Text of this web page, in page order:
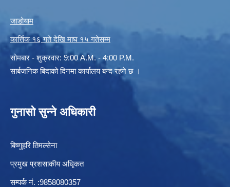
जाडोयाम
कार्त्तिक १६ गते देखि माघ १५ गतेसम्म
सोमबार - शुक्रवार: 9:00 A.M. - 4:00 P.M.
सार्बजनिक बिदाको दिनमा कार्यालय बन्द रहने छ ।
गुनासो सुन्ने अधिकारी
बिष्णुहरि तिमल्सेना
प्रमुख प्रशसाकीय अधिृकत
सम्पर्क न‌ं. :9858080357